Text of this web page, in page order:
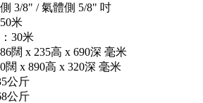
3/8" / 氣體側 5/8" 吋
米
30米
闊 x 235高 x 690深 毫米
闊 x 890高 x 320深 毫米
公斤
公斤